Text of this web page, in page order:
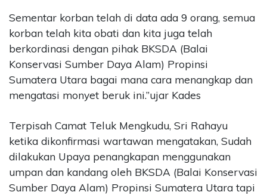
Sementar korban telah di data ada 9 orang, semua
korban telah kita obati dan kita juga telah
berkordinasi dengan pihak BKSDA (Balai
Konservasi Sumber Daya Alam) Propinsi
Sumatera Utara bagai mana cara menangkap dan
mengatasi monyet beruk ini.”ujar Kades
Terpisah Camat Teluk Mengkudu, Sri Rahayu
ketika dikonfirmasi wartawan mengatakan, Sudah
dilakukan Upaya penangkapan menggunakan
umpan dan kandang oleh BKSDA (Balai Konservasi
Sumber Daya Alam) Propinsi Sumatera Utara tapi